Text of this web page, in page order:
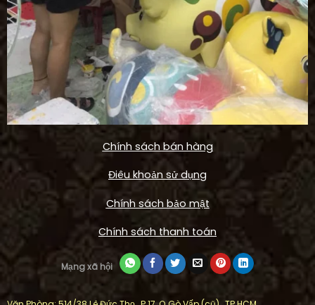
Chính sách bán hàng
Điêu khoản sử dụng
Chính sách bảo mật
Chính sách thanh toán
Mạng xã hội